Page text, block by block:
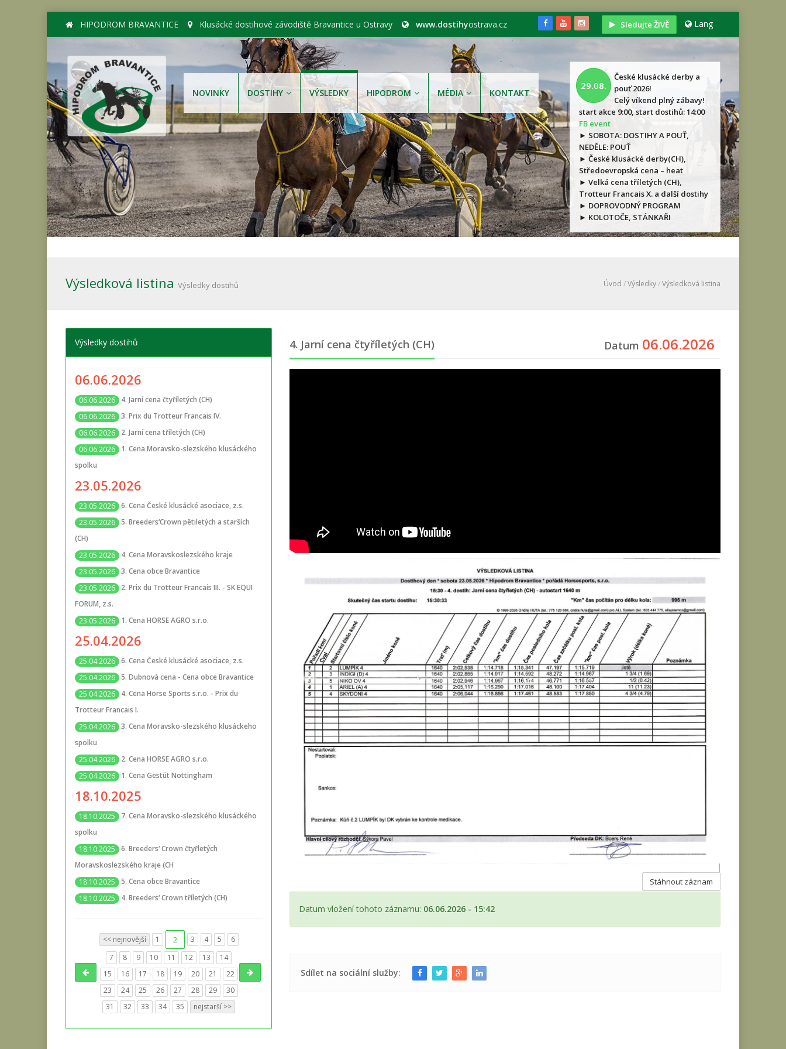
HIPODROM BRAVANTICE Klusácké dostihové závodiště Bravantice u Ostravy www.dostihyostrava.cz Sledujte ŽIVĚ Lang
NOVINKY DOSTIHY VÝSLEDKY HIPODROM MÉDIA KONTAKT
29.08.
České klusácké derby a
pouť 2026!
Celý víkend plný zábavy!
start akce 9:00, start dostihů: 14:00
FB event
► SOBOTA: DOSTIHY A POUŤ,
NEDĚLE: POUŤ
► České klusácké derby(CH),
Středoevropská cena – heat
► Velká cena tříletých (CH),
Trotteur Francais X. a další dostihy
► DOPROVODNÝ PROGRAM
► KOLOTOČE, STÁNKAŘI
Výsledková listina Výsledky dostihů Úvod /Výsledky/Výsledková listina
4. Jarní cena čtyříletých (CH) Datum 06.06.2026
Stáhnout záznam
Datum vložení tohoto záznamu: 06.06.2026 - 15:42
Sdílet na sociální služby:
Výsledky dostihů
06.06.2026
06.06.2026
4. Jarní cena čtyříletých (CH)
06.06.2026 3. Prix du Trotteur Francais IV.
06.06.2026
2. Jarní cena tříletých (CH)
06.06.2026
1. Cena Moravsko-slezského klusáckého
spolku
23.05.2026
23.05.2026 6. Cena České klusácké asociace, z.s.
23.05.2026 5. Breeders‘Crown pětiletých a starších
(CH)
23.05.2026
4. Cena Moravskoslezského kraje
23.05.2026 3. Cena obce Bravantice
23.05.2026
2. Prix du Trotteur Francais III. - SK EQUI
FORUM, z.s.
23.05.2026
1. Cena HORSE AGRO s.r.o.
25.04.2026
25.04.2026 6. Cena České klusácké asociace, z.s.
25.04.2026 5. Dubnová cena - Cena obce Bravantice
25.04.2026
4. Cena Horse Sports s.r.o. - Prix du
Trotteur Francais I.
25.04.2026 3. Cena Moravsko-slezského klusáckeho
spolku
25.04.2026
2. Cena HORSE AGRO s.r.o.
25.04.2026
1. Cena Gestüt Nottingham
18.10.2025
18.10.2025
7. Cena Moravsko-slezského klusáckého
spolku
18.10.2025
6. Breeders‘ Crown čtyřletých
Moravskoslezského kraje (CH
18.10.2025
5. Cena obce Bravantice
18.10.2025
4. Breeders‘ Crown tříletých (CH)
<< nejnovější 1 2 3 4 5
6
7
8 9 10 11 12 13
14
15
16 17 18 19 20 21
22
23
24 25 26 27 28 29
30
31
32 33 34 35 nejstarší >>